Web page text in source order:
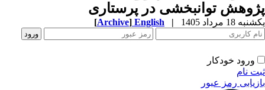
توانبخشی در پرستاری
18 مرداد 1405 |
English
[Archive]
ورود خودکار
نام
رمز عبور